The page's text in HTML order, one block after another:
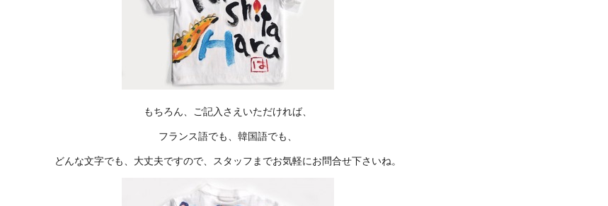
もちろん、ご記入さえいただければ、
フランス語でも、韓国語でも、
どんな文字でも、大丈夫ですので、スタッフまでお気軽にお問合せ下さいね。